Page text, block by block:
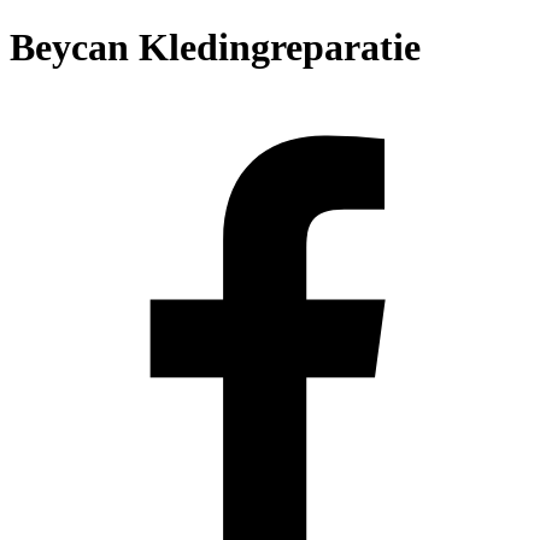
Beycan Kledingreparatie